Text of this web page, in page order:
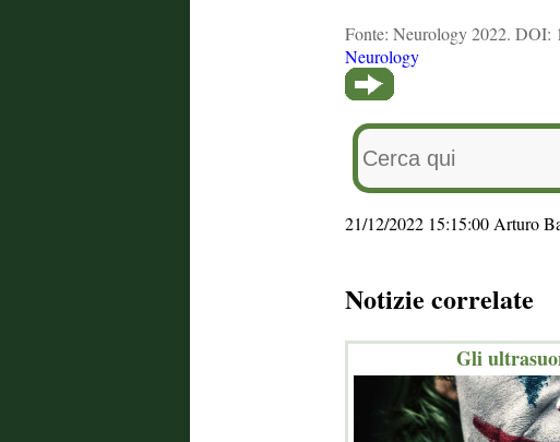
Fonte: Neurology 2022. DOI:
Neurology
21/12/2022 15:15:00 Arturo
Notizie correlate
Gli